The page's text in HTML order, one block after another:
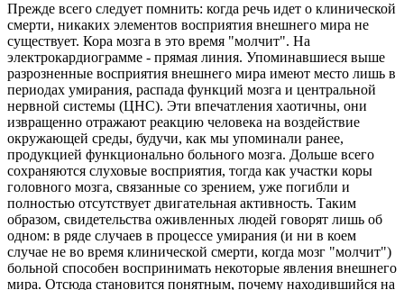
Прежде всего следует помнить: когда речь идет о клинической
смерти, никаких элементов восприятия внешнего мира не
существует. Кора мозга в это время "молчит". На
электрокардиограмме - прямая линия. Упоминавшиеся выше
разрозненные восприятия внешнего мира имеют место лишь в
периодах умирания, распада функций мозга и центральной
нервной системы (ЦНС). Эти впечатления хаотичны, они
извращенно отражают реакцию человека на воздействие
окружающей среды, будучи, как мы упоминали ранее,
продукцией функционально больного мозга. Дольше всего
сохраняются слуховые восприятия, тогда как участки коры
головного мозга, связанные со зрением, уже погибли и
полностью отсутствует двигательная активность. Таким
образом, свидетельства оживленных людей говорят лишь об
одном: в ряде случаев в процессе умирания (и ни в коем
случае не во время клинической смерти, когда мозг "молчит")
больной способен воспринимать некоторые явления внешнего
мира. Отсюда становится понятным, почему находившийся на